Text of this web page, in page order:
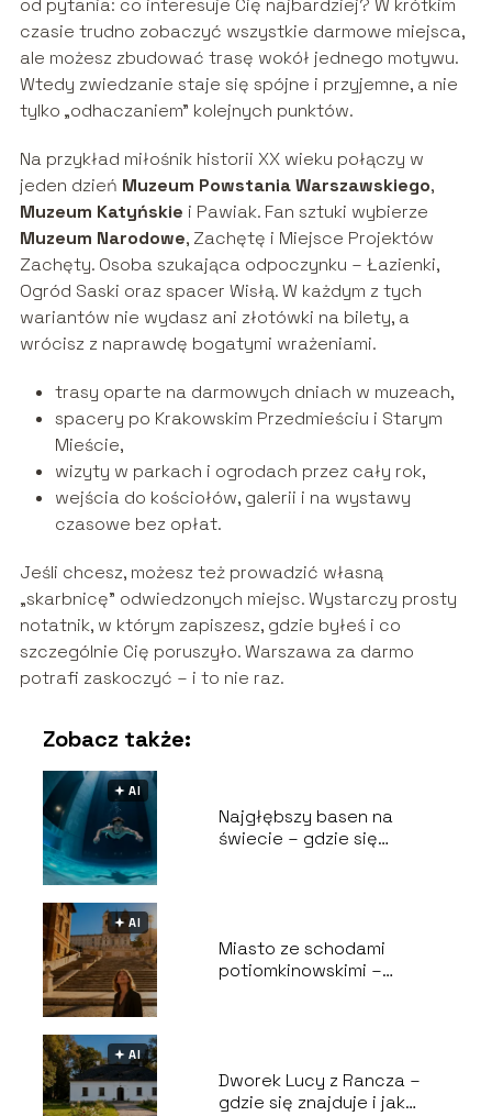
od pytania: co interesuje Cię najbardziej? W krótkim
czasie trudno zobaczyć wszystkie darmowe miejsca,
ale możesz zbudować trasę wokół jednego motywu.
Wtedy zwiedzanie staje się spójne i przyjemne, a nie
tylko „odhaczaniem” kolejnych punktów.
Na przykład miłośnik historii XX wieku połączy w
jeden dzień Muzeum Powstania Warszawskiego,
Muzeum Katyńskie i Pawiak. Fan sztuki wybierze
Muzeum Narodowe, Zachętę i Miejsce Projektów
Zachęty. Osoba szukająca odpoczynku – Łazienki,
Ogród Saski oraz spacer Wisłą. W każdym z tych
wariantów nie wydasz ani złotówki na bilety, a
wrócisz z naprawdę bogatymi wrażeniami.
trasy oparte na darmowych dniach w muzeach,
spacery po Krakowskim Przedmieściu i Starym
Mieście,
wizyty w parkach i ogrodach przez cały rok,
wejścia do kościołów, galerii i na wystawy
czasowe bez opłat.
Jeśli chcesz, możesz też prowadzić własną
„skarbnicę” odwiedzonych miejsc. Wystarczy prosty
notatnik, w którym zapiszesz, gdzie byłeś i co
szczególnie Cię poruszyło. Warszawa za darmo
potrafi zaskoczyć – i to nie raz.
Zobacz także:
🟅 AI
Najgłębszy basen na
świecie – gdzie się
🟅 AI
Miasto ze schodami
potiomkinowskimi –
🟅 AI
Dworek Lucy z Rancza –
gdzie się znajduje i jak